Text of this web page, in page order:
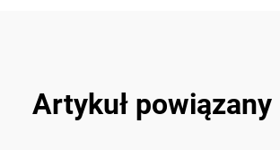
Artykuł powiązany